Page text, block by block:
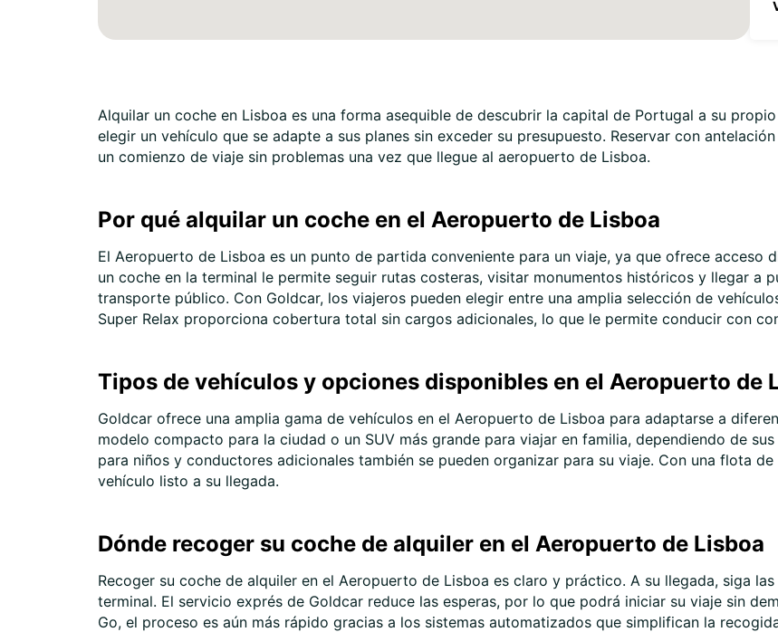
Alquilar un coche en Lisboa es una forma asequible de descubrir la capital de Portugal a su
elegir un vehículo que se adapte a sus planes sin exceder su presupuesto. Reservar con
un comienzo de viaje sin problemas una vez que llegue al aeropuerto de Lisboa.
Por qué alquilar un coche en el Aeropuerto de Lisboa
El Aeropuerto de Lisboa es un punto de partida conveniente para un viaje, ya que ofrece acceso
un coche en la terminal le permite seguir rutas costeras, visitar monumentos históricos y llegar a
transporte público. Con Goldcar, los viajeros pueden elegir entre una amplia selección de
Super Relax proporciona cobertura total sin cargos adicionales, lo que le permite conducir con
Tipos de vehículos y opciones disponibles en el Aeropuerto de
Goldcar ofrece una amplia gama de vehículos en el Aeropuerto de Lisboa para adaptarse a
modelo compacto para la ciudad o un SUV más grande para viajar en familia, dependiendo de
para niños y conductores adicionales también se pueden organizar para su viaje. Con una flota
vehículo listo a su llegada.
Dónde recoger su coche de alquiler en el Aeropuerto de Lisboa
Recoger su coche de alquiler en el Aeropuerto de Lisboa es claro y práctico. A su llegada, siga
terminal. El servicio exprés de Goldcar reduce las esperas, por lo que podrá iniciar su viaje sin
Go, el proceso es aún más rápido gracias a los sistemas automatizados que simplifican la